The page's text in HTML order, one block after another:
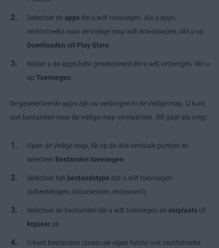
Selecteer de apps die u wilt toevoegen. Als u apps
rechtstreeks naar de Veilige map wilt downloaden, tikt u op
Downloaden uit Play Store.
Nadat u de apps hebt geselecteerd die u wilt verbergen, tikt u
op Toevoegen.
De geselecteerde apps zijn nu verborgen in de Veilige map. U kunt
ook bestanden naar de Veilige map verplaatsen. Dit gaat als volgt:
Open de Veilige map, tik op de drie verticale puntjes en
selecteer Bestanden toevoegen.
Selecteer het bestandstype dat u wilt toevoegen
(afbeeldingen, documenten, enzovoort).
Selecteer de bestanden die u wilt toevoegen en verplaats of
kopieer ze.
U kunt bestanden (zoals uw eigen foto's) ook rechtstreeks